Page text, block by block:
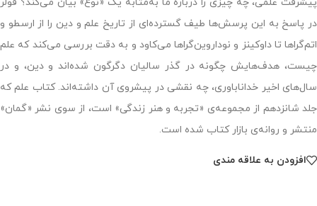
در پاسخ به این پرسش‌ها طیف گسترده‌ای از تاریخ علم و دین را از ارسطو و
اتم‌گراها تا داوکینز و نوداروین‌گراها می‌کاود و به دقت بررسی می‌کند که علم
چیست، هدف‌هایش چگونه در گذر سالیان دگرگون شده‌اند و دین، و در
سال‌‌های اخیر خداناباوری، چه نقشی در پیشروی آن داشته‌اند. کتاب علم که
جلد شانزدهم از مجموعه‌ی «تجربه و هنر زندگی» است، از سوی نشر «گمان»
منتشر و روانه‌ی بازار کتاب شده است.
افزودن به علاقه مندی